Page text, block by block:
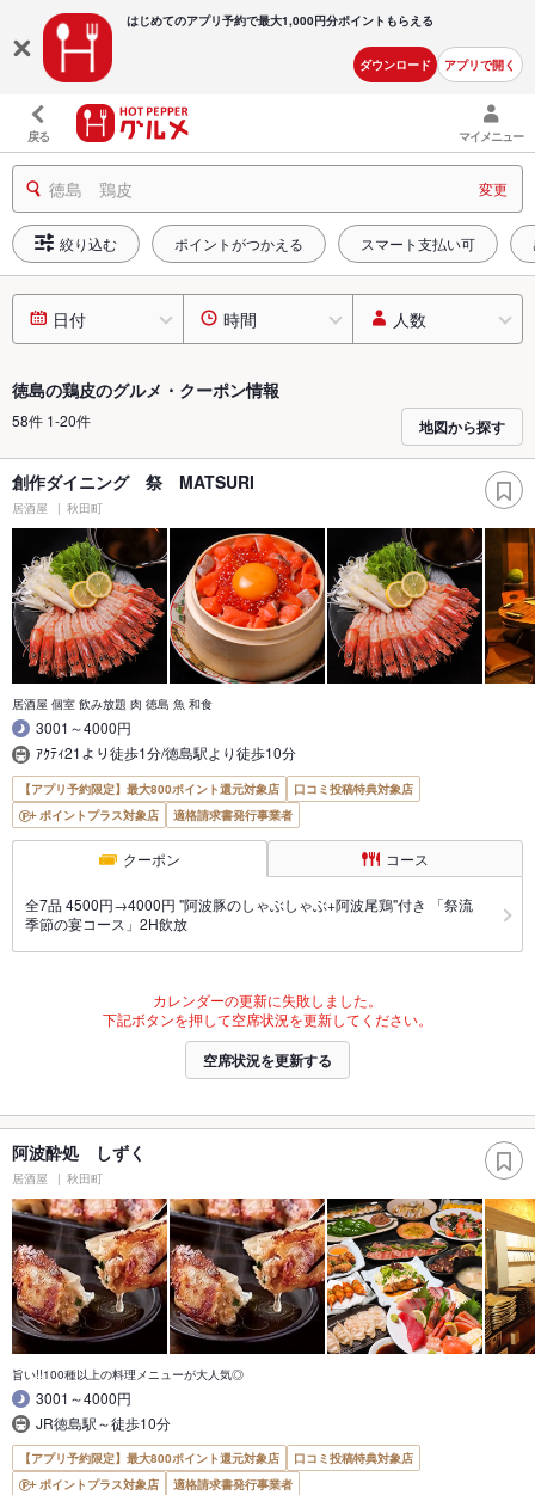
はじめてのアプリ予約で最大1,000円分ポイントもらえる
ダウンロード アプリで開く
戻る マイメニュー
徳島 鶏皮 変更
絞り込む ポイントがつかえる スマート支払い可
日付 時間 人数
徳島の鶏皮のグルメ・クーポン情報
58件 1-20件 地図から探す
創作ダイニング 祭 MATSURI
居酒屋 秋田町
居酒屋 個室 飲み放題 肉 徳島 魚 和食
3001～4000円
ｱｸﾃｨ21より徒歩1分/徳島駅より徒歩10分
【アプリ予約限定】最大800ポイント還元対象店
口コミ投稿特典対象店
ポイントプラス対象店
適格請求書発行事業者
クーポン コース
全7品 4500円→4000円 "阿波豚のしゃぶしゃぶ+阿波尾鶏"付き 「祭流
季節の宴コース」2H飲放
カレンダーの更新に失敗しました。
下記ボタンを押して空席状況を更新してください。
空席状況を更新する
阿波酔処 しずく
居酒屋 秋田町
旨い!!100種以上の料理メニューが大人気◎
3001～4000円
JR徳島駅～徒歩10分
【アプリ予約限定】最大800ポイント還元対象店
口コミ投稿特典対象店
ポイントプラス対象店
適格請求書発行事業者